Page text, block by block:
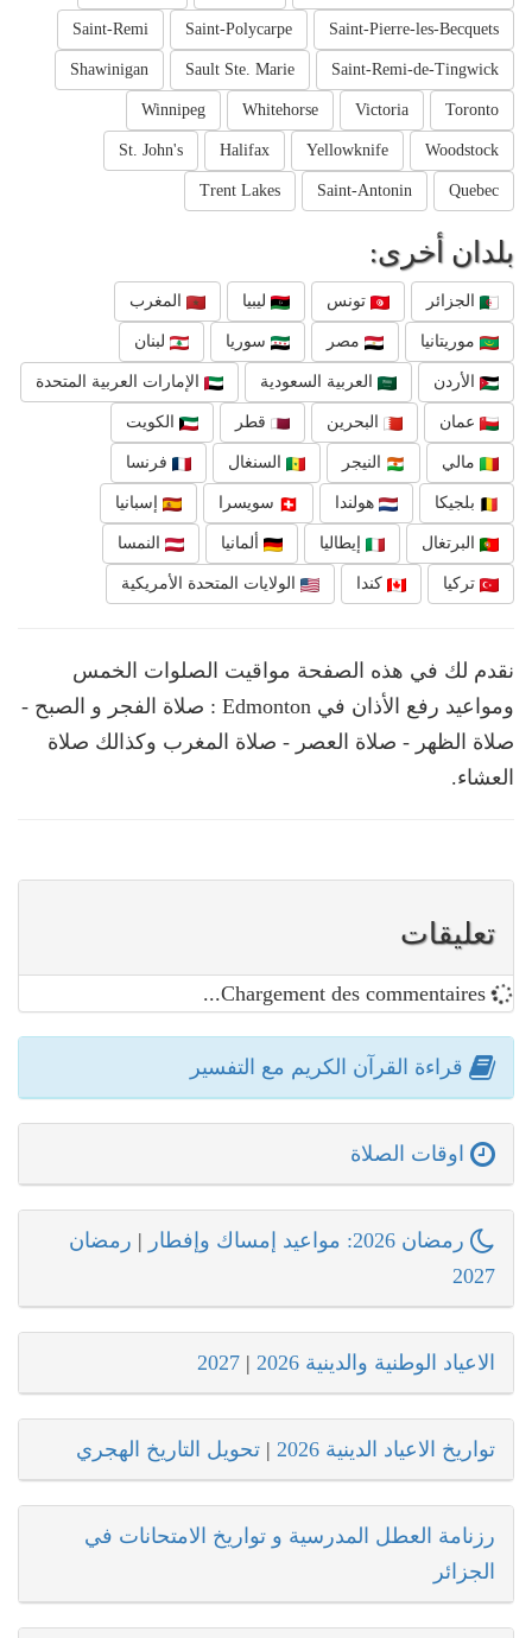
Saint-Pierre-les-Becquets
Saint-Polycarpe
Saint-Remi
Saint-Remi-de-Tingwick
Sault Ste. Marie
Shawinigan
Toronto
Victoria
Whitehorse
Winnipeg
Woodstock
Yellowknife
Halifax
St. John's
Quebec
Saint-Antonin
Trent Lakes
بلدان أخرى:
الجزائر تونس ليبيا المغرب
موريتانيا مصر سوريا لبنان
الأردن العربية السعودية الإمارات العربية المتحدة
عمان البحرين قطر الكويت
مالي النيجر السنغال فرنسا
بلجيكا هولندا سويسرا إسبانيا
البرتغال إيطاليا ألمانيا النمسا
تركيا كندا الولايات المتحدة الأمريكية
نقدم لك في هذه الصفحة مواقيت الصلوات الخمس
ومواعيد رفع الأذان في Edmonton : صلاة الفجر و الصبح -
صلاة الظهر - صلاة العصر - صلاة المغرب وكذالك صلاة
العشاء.
تعليقات
Chargement des commentaires...
قراءة القرآن الكريم مع التفسير
اوقات الصلاة
رمضان 2026: مواعيد إمساك وإفطار | رمضان
2027
الاعياد الوطنية والدينية 2026 |
2027
تواريخ الاعياد الدينية 2026 | تحويل التاريخ الهجري
رزنامة العطل المدرسية و تواريخ الامتحانات في
الجزائر